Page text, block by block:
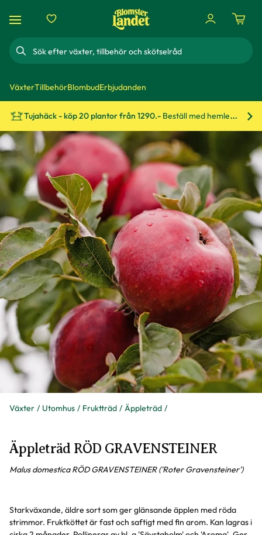
Sök
VäxterTillbehörBlombudErbjudanden
Tujahäck - köp 20 plantor från 1290.- Beställ med hemleverans!
Växter Utomhus Fruktträd Äppleträd
Äppleträd RÖD GRAVENSTEINER
Malus domestica RÖD GRAVENSTEINER ('Roter Gravensteiner')
Starkväxande, äldre sort som ger glänsande äpplen med röda
strimmor. Fruktköttet är fast och saftigt med fin arom. Kan lagras i